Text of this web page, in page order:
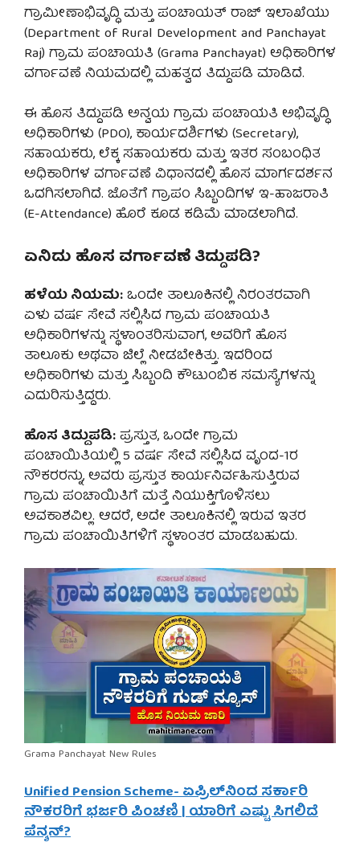
ಗ್ರಾಮೀಣಾಭಿವೃದ್ಧಿ ಮತ್ತು ಪಂಚಾಯತ್ ರಾಜ್ ಇಲಾಖೆಯು
(Department of Rural Development and Panchayat
Raj) ಗ್ರಾಮ ಪಂಚಾಯತಿ (Grama Panchayat) ಅಧಿಕಾರಿಗಳ
ವರ್ಗಾವಣೆ ನಿಯಮದಲ್ಲಿ ಮಹತ್ವದ ತಿದ್ದುಪಡಿ ಮಾಡಿದೆ.
ಈ ಹೊಸ ತಿದ್ದುಪಡಿ ಅನ್ವಯ ಗ್ರಾಮ ಪಂಚಾಯತಿ ಅಭಿವೃದ್ಧಿ
ಅಧಿಕಾರಿಗಳು (PDO), ಕಾರ್ಯದರ್ಶಿಗಳು (Secretary),
ಸಹಾಯಕರು, ಲೆಕ್ಕ ಸಹಾಯಕರು ಮತ್ತು ಇತರ ಸಂಬ೦ಧಿತ
ಅಧಿಕಾರಿಗಳ ವರ್ಗಾವಣೆ ವಿಧಾನದಲ್ಲಿ ಹೊಸ ಮಾರ್ಗದರ್ಶನ
ಒದಗಿಸಲಾಗಿದೆ. ಜೊತೆಗೆ ಗ್ರಾಪಂ ಸಿಬ್ಬಂದಿಗಳ ಇ-ಹಾಜರಾತಿ
(E-Attendance) ಹೊರೆ ಕೂಡ ಕಡಿಮೆ ಮಾಡಲಾಗಿದೆ.
ಏನಿದು ಹೊಸ ವರ್ಗಾವಣೆ ತಿದ್ದುಪಡಿ?
ಹಳೆಯ ನಿಯಮ:ಒಂದೇ ತಾಲೂಕಿನಲ್ಲಿ ನಿರಂತರವಾಗಿ
ಏಳು ವರ್ಷ ಸೇವೆ ಸಲ್ಲಿಸಿದ ಗ್ರಾಮ ಪಂಚಾಯತಿ
ಅಧಿಕಾರಿಗಳನ್ನು ಸ್ಥಳಾಂತರಿಸುವಾಗ, ಅವರಿಗೆ ಹೊಸ
ತಾಲೂಕು ಅಥವಾ ಜಿಲ್ಲೆ ನೀಡಬೇಕಿತ್ತು. ಇದರಿಂದ
ಅಧಿಕಾರಿಗಳು ಮತ್ತು ಸಿಬ್ಬಂದಿ ಕೌಟುಂಬಿಕ ಸಮಸ್ಯೆಗಳನ್ನು
ಎದುರಿಸುತ್ತಿದ್ದರು.
ಹೊಸ ತಿದ್ದುಪಡಿ:ಪ್ರಸ್ತುತ, ಒಂದೇ ಗ್ರಾಮ
ಪಂಚಾಯಿತಿಯಲ್ಲಿ 5 ವರ್ಷ ಸೇವೆ ಸಲ್ಲಿಸಿದ ವೃಂದ-1ರ
ನೌಕರರನ್ನು, ಅವರು ಪ್ರಸ್ತುತ ಕಾರ್ಯನಿರ್ವಹಿಸುತ್ತಿರುವ
ಗ್ರಾಮ ಪಂಚಾಯಿತಿಗೆ ಮತ್ತೆ ನಿಯುಕ್ತಿಗೊಳಿಸಲು
ಅವಕಾಶವಿಲ್ಲ. ಆದರೆ, ಅದೇ ತಾಲೂಕಿನಲ್ಲಿ ಇರುವ ಇತರ
ಗ್ರಾಮ ಪಂಚಾಯಿತಿಗಳಿಗೆ ಸ್ಥಳಾಂತರ ಮಾಡಬಹುದು.
Grama Panchayat New Rules
Unified Pension Scheme- ಏಪ್ರಿಲ್‌ನಿಂದ ಸರ್ಕಾರಿ
ನೌಕರರಿಗೆ ಭರ್ಜರಿ ಪಿಂಚಣಿ | ಯಾರಿಗೆ ಎಷ್ಟು ಸಿಗಲಿದೆ
ಪೆನ್ಶನ್‌?